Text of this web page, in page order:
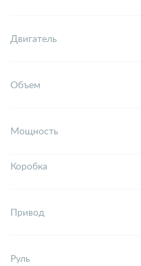
Двигатель
Объем
Мощность
Коробка
Привод
Руль